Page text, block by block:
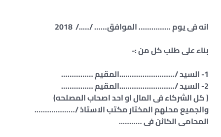
انه فى يوم …………… الموافق…… /…../ 2018
بناء على طلب كل من :-
1- السيد /……………………..المقيم ……………
2- السيد /……………………..المقيم ……………
( كل الشركاء فى المال او احد اصحاب المصلحه)
والجميع محلهم المختار مكتب الاستاذ /……………….
المحامى الكائن فى ………..